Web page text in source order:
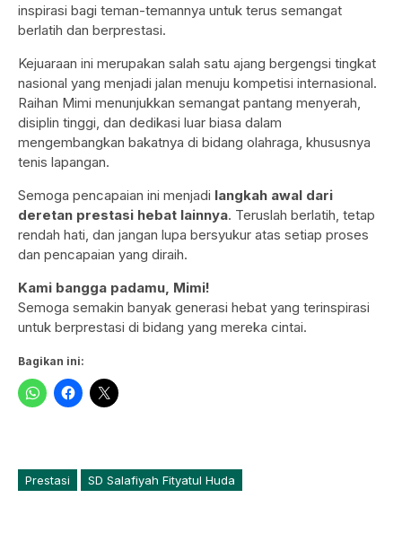
inspirasi bagi teman-temannya untuk terus semangat
berlatih dan berprestasi.
Kejuaraan ini merupakan salah satu ajang bergengsi tingkat
nasional yang menjadi jalan menuju kompetisi internasional.
Raihan Mimi menunjukkan semangat pantang menyerah,
disiplin tinggi, dan dedikasi luar biasa dalam
mengembangkan bakatnya di bidang olahraga, khususnya
tenis lapangan.
Semoga pencapaian ini menjadi langkah awal dari
deretan prestasi hebat lainnya. Teruslah berlatih, tetap
rendah hati, dan jangan lupa bersyukur atas setiap proses
dan pencapaian yang diraih.
Kami bangga padamu, Mimi!
Semoga semakin banyak generasi hebat yang terinspirasi
untuk berprestasi di bidang yang mereka cintai.
Bagikan ini:
Prestasi SD Salafiyah Fityatul Huda